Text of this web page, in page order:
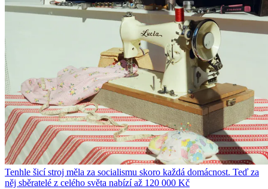
Tenhle šicí stroj měla za socialismu skoro každá domácnost. Teď za
něj sběratelé z celého světa nabízí až 120 000 Kč